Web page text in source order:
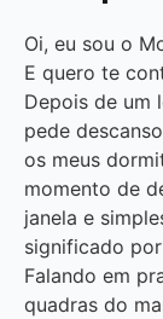
Oi, eu sou o
E quero te
Depois de um
pede
os meus
momento de
janela e
significado
Falando em
quadras do